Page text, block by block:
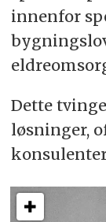
innenfor
Dette
løsninger,